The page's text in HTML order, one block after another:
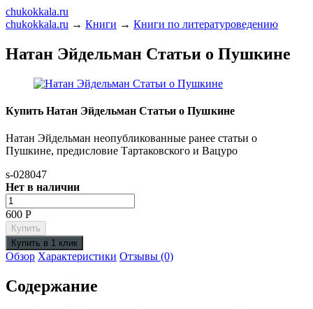
chukokkala.ru
chukokkala.ru → Книги → Книги по литературоведению
Натан Эйдельман Статьи о Пушкине
Купить Натан Эйдельман Статьи о Пушкине
Натан Эйдельман неопубликованные ранее статьи о
Пушкине, предисловие Тартаковского и Вацуро
s-028047
Нет в наличии
600 Р
Обзор Характеристики Отзывы (0)
Содержание